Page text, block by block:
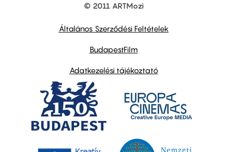
© 2011 ARTMozi
Általános Szerződési Feltételek
BudapestFilm
Adatkezelési tájékoztató